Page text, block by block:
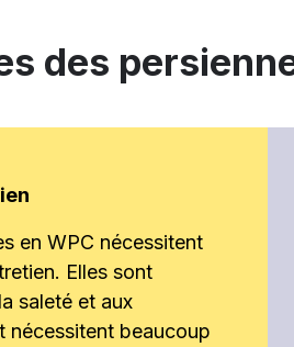
des
en WPC nécessitent
Elles sont
saleté et aux
nécessitent beaucoup